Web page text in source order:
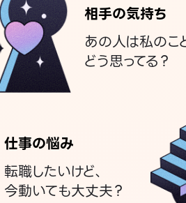
相手の気持ち
あの人は私のこ
どう思ってる？
仕事の悩み
転職したいけど、
今動いても大丈夫？